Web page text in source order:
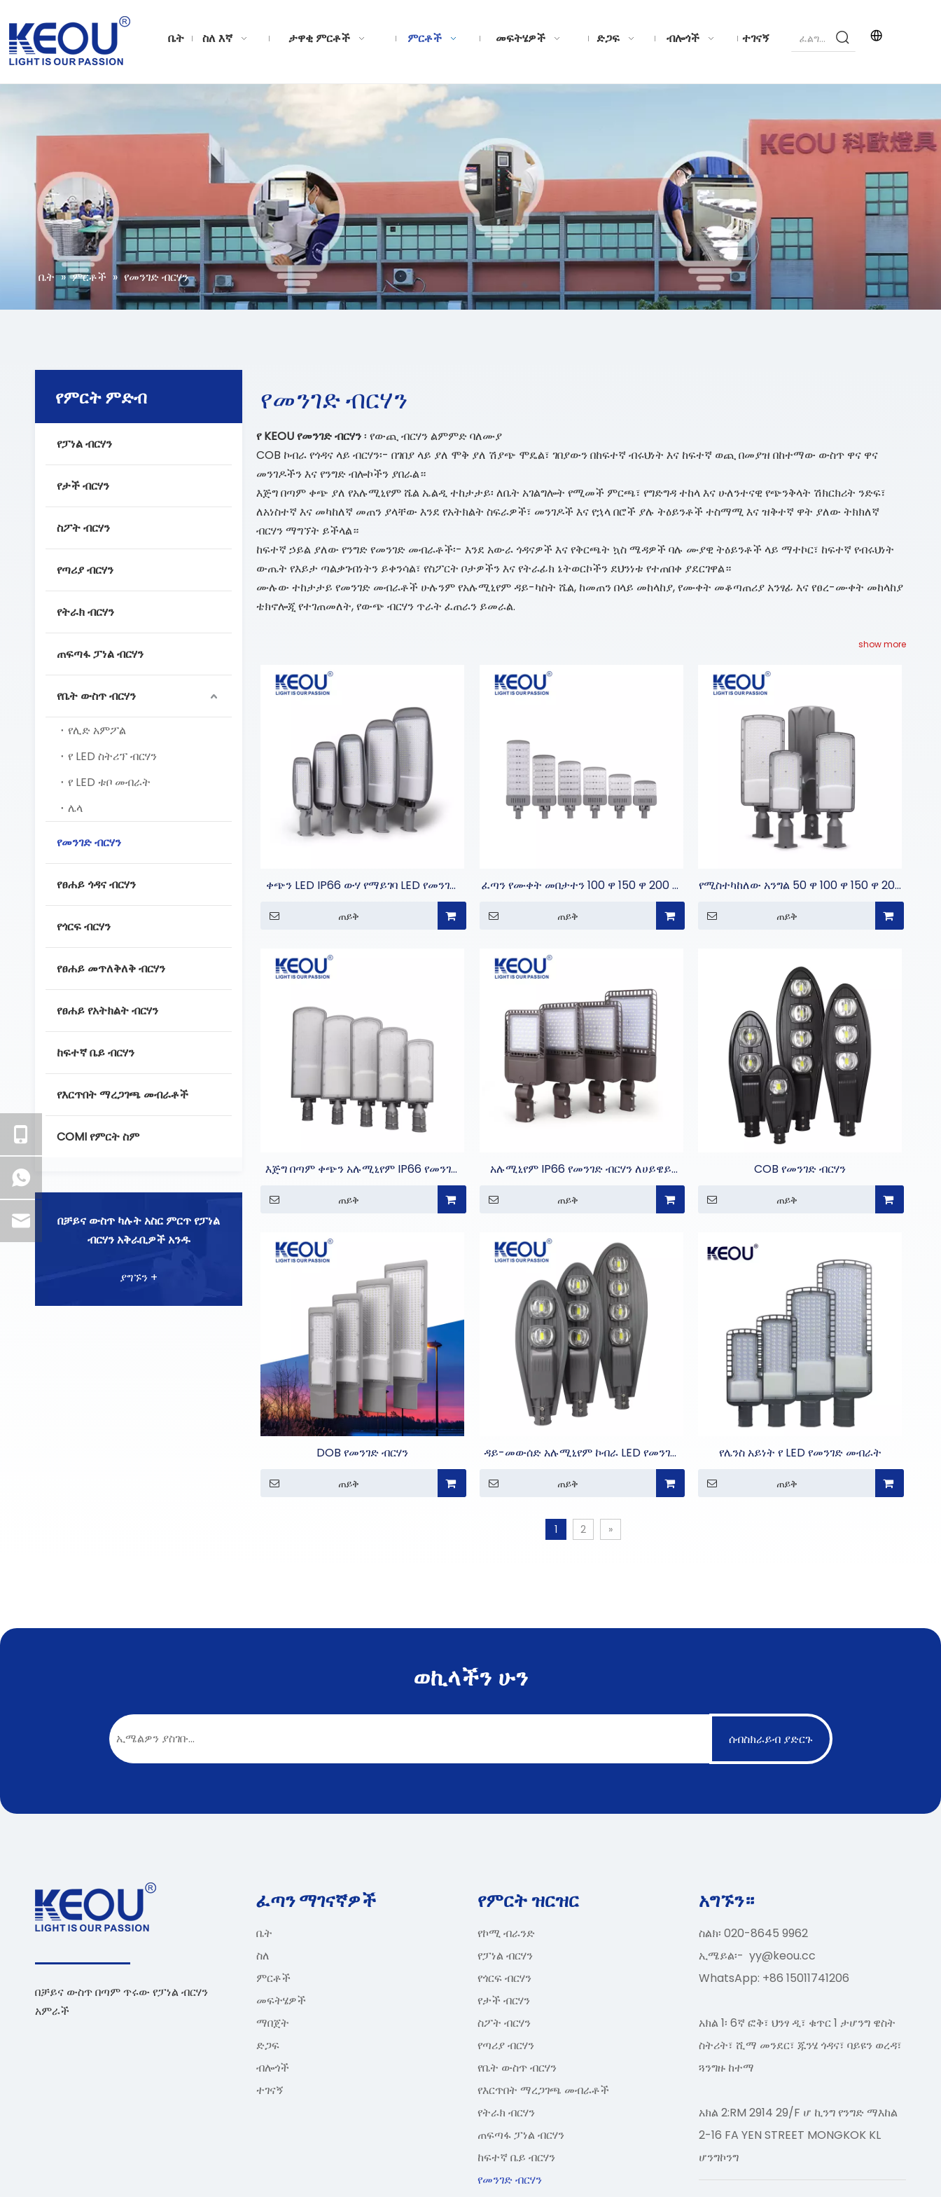
ቤት ስለ እኛ ታዋቂ ምርቶች ምርቶች መፍትሄዎች ድጋፍ ብሎጎች ተገናኝ
ቤት » ምርቶች » የመንገድ ብርሃን
የምርት ምድብ
የፓነል ብርሃን
የታች ብርሃን
ስፖት ብርሃን
የጣሪያ ብርሃን
የትራክ ብርሃን
ጠፍጣፋ ፓነል ብርሃን
የቤት ውስጥ ብርሃን
የሊድ አምፖል
የ LED ስትሪፕ ብርሃን
የ LED ቱቦ መብራት
ሌላ
የመንገድ ብርሃን
የፀሐይ ጎዳና ብርሃን
የጎርፍ ብርሃን
የፀሐይ መጥለቅለቅ ብርሃን
የፀሐይ የአትክልት ብርሃን
ከፍተኛ ቤይ ብርሃን
የእርጥበት ማረጋገጫ መብራቶች
COMI የምርት ስም
በቻይና ውስጥ ካሉት አስር ምርጥ የፓነል
ብርሃን አቅራቢዎች አንዱ
ያግኙን +
የመንገድ ብርሃን
የ KEOU የመንገድ ብርሃን፡ የውጪ ብርሃን ልምምድ ባለሙያ
COB ኮብራ የጎዳና ላይ ብርሃን፡- በገበያ ላይ ያለ ሞቅ ያለ ሽያጭ ሞዴል፣ ገበያውን በከፍተኛ ብሩህነት እና ከፍተኛ ወጪ በመያዝ በከተማው ውስጥ ዋና ዋና
መንገዶችን እና የንግድ ብሎኮችን ያበራል።
እጅግ በጣም ቀጭ ያለ የአሉሚኒየም ሼል ኤልዲ ተከታታይ፡ ለቤት አገልግሎት የሚመች ምርጫ፣ የግድግዳ ተከላ እና ሁለንተናዊ የጭንቅላት ሽክርክሪት ንድፍ፣
ለአነስተኛ እና መካከለኛ መጠን ያላቸው እንደ የአትክልት ስፍራዎች፣ መንገዶች እና የኋላ በሮች ያሉ ትዕይንቶች ተስማሚ እና ዝቅተኛ ዋት ያለው ትክክለኛ
ብርሃን ማግኘት ይችላል።
ከፍተኛ ኃይል ያለው የንግድ የመንገድ መብራቶች፡- እንደ አውራ ጎዳናዎች እና የቅርጫት ኳስ ሜዳዎች ባሉ ሙያዊ ትዕይንቶች ላይ ማተኮር፣ ከፍተኛ የብሩህነት
ውጤት የእይታ ጣልቃገብነትን ይቀንሳል፣ የስፖርት ቦታዎችን እና የትራፊክ ኔትወርኮችን ደህንነቱ የተጠበቀ ያደርገዋል።
ሙሉው ተከታታይ የመንገድ መብራቶች ሁሉንም የአሉሚኒየም ዳይ-ካስት ሼል, ከመጠን በላይ መከላከያ, የሙቀት መቆጣጠሪያ አንፃፊ እና የፀረ-ሙቀት መከላከያ
ቴክኖሎጂ የተገጠመለት, የውጭ ብርሃን ጥራት ፈጠራን ይመራል.
show more
ቀጭን LED IP66 ውሃ የማይገባ LED የመንገድ
ጠይቅ
ፈጣን የሙቀት መበታተን 100 ዋ 150 ዋ 200 ዋ
250 ዋ 300 ዋ 400 ዋ የመንገድ መብራት
ጠይቅ
የሚስተካከለው አንግል 50 ዋ 100 ዋ 150 ዋ 200
ጠይቅ
እጅግ በጣም ቀጭን አሉሚኒየም IP66 የመንገድ
ጠይቅ
አሉሚኒየም IP66 የመንገድ ብርሃን ለሀይዌይ
ጠይቅ
COB የመንገድ ብርሃን
ጠይቅ
DOB የመንገድ ብርሃን
ጠይቅ
ዳይ-መውሰድ አሉሚኒየም ኮብራ LED የመንገድ
ጠይቅ
የሌንስ አይነት የ LED የመንገድ መብራት
ጠይቅ
1 2 »
ወኪላችን ሁን
ሰብስክራይብ ያድርጉ
በቻይና ውስጥ በጣም ጥሩው የፓነል ብርሃን
አምራች
ፈጣን ማገናኛዎች
ቤት
ስለ
ምርቶች
መፍትሄዎች
ማበጀት
ድጋፍ
ብሎጎች
ተገናኝ
የምርት ዝርዝር
የኮሚ ብራንድ
የፓነል ብርሃን
የጎርፍ ብርሃን
የታች ብርሃን
ስፖት ብርሃን
የጣሪያ ብርሃን
የቤት ውስጥ ብርሃን
የእርጥበት ማረጋገጫ መብራቶች
የትራክ ብርሃን
ጠፍጣፋ ፓነል ብርሃን
ከፍተኛ ቤይ ብርሃን
የመንገድ ብርሃን
አግኙን።
ስልክ፡ 020-8645 9962
ኢሜይል፡- yy@keou.cc
WhatsApp: +86 15011741206
አክል 1፡ 6ኛ ፎቅ፣ ህንፃ ዲ፣ ቁጥር 1 ታሆንግ ዌስት
ስትሪት፣ ሺማ መንደር፣ ጁንሄ ጎዳና፣ ባይዩን ወረዳ፣
ጓንግዙ ከተማ
አክል 2:RM 2914 29/F ሆ ኪንግ የንግድ ማእከል
2-16 FA YEN STREET MONGKOK KL
ሆንግኮንግ